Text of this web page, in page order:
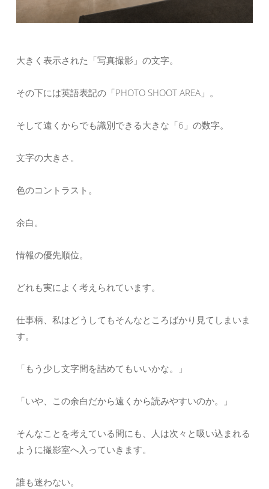
大きく表示された「写真撮影」の文字。
その下には英語表記の 「PHOTO SHOOT AREA」 。
そして遠くからでも識別できる大きな「6」の数字。
文字の大きさ。
色のコントラスト。
余白。
情報の優先順位。
どれも実によく考えられています。
仕事柄、私はどうしてもそんなところばかり見てしまいま
す。
「もう少し文字間を詰めてもいいかな。」
「いや、この余白だから遠くから読みやすいのか。」
そんなことを考えている間にも、人は次々と吸い込まれる
ように撮影室へ入っていきます。
誰も迷わない。